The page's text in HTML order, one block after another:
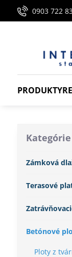
0903 722
PRODUKTY
Kategórie
Zámková
Terasové
Betónové
Ploty z